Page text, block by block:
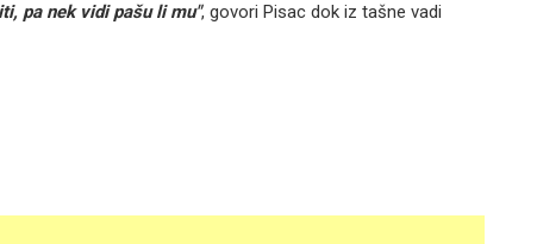
pa nek vidi pašu li mu", govori Pisac dok iz tašne vadi